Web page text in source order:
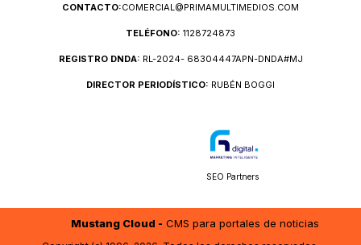
CONTACTO:COMERCIAL@PRIMAMULTIMEDIOS.COM
TELÉFONO: 1128724873
REGISTRO DNDA: RL-2024- 68304447APN-DNDA#MJ
DIRECTOR PERIODÍSTICO: RUBÉN BOGGI
SEO Partners
Mustang Cloud - CMS para portales de noticias